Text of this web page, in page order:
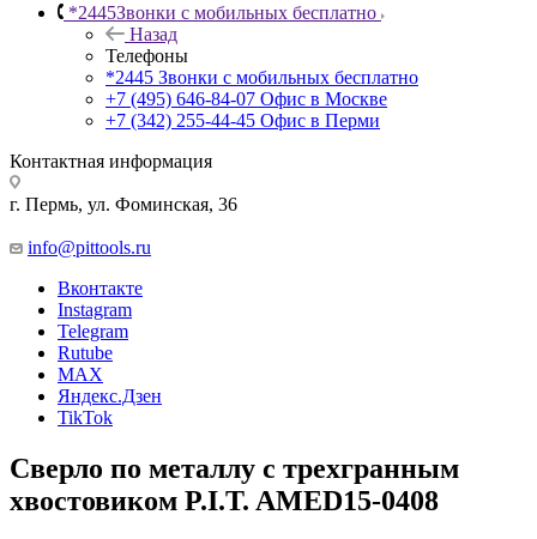
*2445Звонки с мобильных бесплатно
Назад
Телефоны
*2445 Звонки с мобильных бесплатно
+7 (495) 646-84-07 Офис в Москве
+7 (342) 255-44-45 Офис в Перми
Контактная информация
г. Пермь, ул. Фоминская, 36
info@pittools.ru
Вконтакте
Instagram
Telegram
Rutube
MAX
Яндекс.Дзен
TikTok
Сверло по металлу с трехгранным
хвостовиком P.I.T. AMED15-0408